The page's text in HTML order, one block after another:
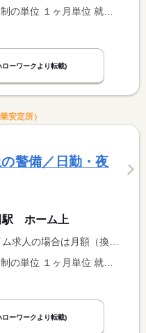
ローワークより転載)
安定所）
警備／日勤・夜
駅 ホーム上
パート求人の場合は時間額を表示しています。
ローワークより転載)